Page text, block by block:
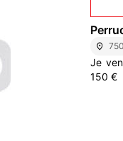
Je
150 €